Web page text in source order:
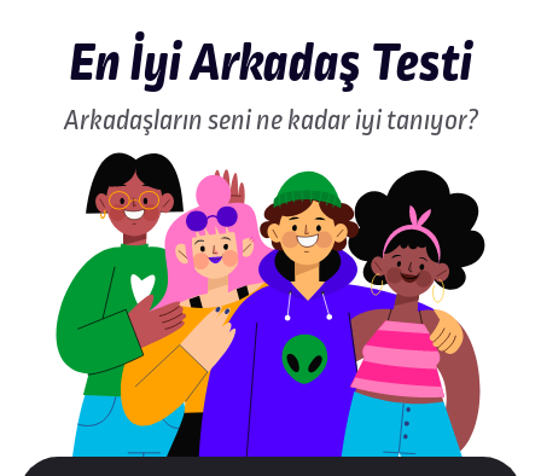
En İyi Arkadaş Testi
Arkadaşların seni ne kadar iyi tanıyor?